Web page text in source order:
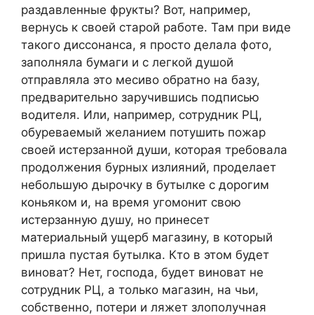
раздавленные фрукты? Вот, например,
вернусь к своей старой работе. Там при виде
такого диссонанса, я просто делала фото,
заполняла бумаги и с легкой душой
отправляла это месиво обратно на базу,
предварительно заручившись подписью
водителя. Или, например, сотрудник РЦ,
обуреваемый желанием потушить пожар
своей истерзанной души, которая требовала
продолжения бурных излияний, проделает
небольшую дырочку в бутылке с дорогим
коньяком и, на время угомонит свою
истерзанную душу, но принесет
материальный ущерб магазину, в который
пришла пустая бутылка. Кто в этом будет
виноват? Нет, господа, будет виноват не
сотрудник РЦ, а только магазин, на чьи,
собственно, потери и ляжет злополучная